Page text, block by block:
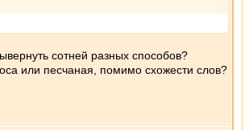
сотней разных способов?
или песчаная, помимо схожести слов?